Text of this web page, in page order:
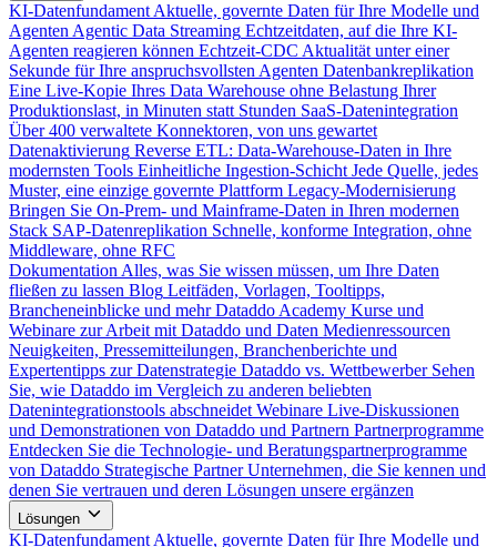
KI-Datenfundament Aktuelle, governte Daten für Ihre Modelle und
Agenten Agentic Data Streaming Echtzeitdaten, auf die Ihre KI-
Agenten reagieren können Echtzeit-CDC Aktualität unter einer
Sekunde für Ihre anspruchsvollsten Agenten Datenbankreplikation
Eine Live-Kopie Ihres Data Warehouse ohne Belastung Ihrer
Produktionslast, in Minuten statt Stunden SaaS-Datenintegration
Über 400 verwaltete Konnektoren, von uns gewartet
Datenaktivierung Reverse ETL: Data-Warehouse-Daten in Ihre
modernsten Tools Einheitliche Ingestion-Schicht Jede Quelle, jedes
Muster, eine einzige governte Plattform Legacy-Modernisierung
Bringen Sie On-Prem- und Mainframe-Daten in Ihren modernen
Stack SAP-Datenreplikation Schnelle, konforme Integration, ohne
Middleware, ohne RFC
Dokumentation Alles, was Sie wissen müssen, um Ihre Daten
fließen zu lassen Blog Leitfäden, Vorlagen, Tooltipps,
Brancheneinblicke und mehr Dataddo Academy Kurse und
Webinare zur Arbeit mit Dataddo und Daten Medienressourcen
Neuigkeiten, Pressemitteilungen, Branchenberichte und
Expertentipps zur Datenstrategie Dataddo vs. Wettbewerber Sehen
Sie, wie Dataddo im Vergleich zu anderen beliebten
Datenintegrationstools abschneidet Webinare Live-Diskussionen
und Demonstrationen von Dataddo und Partnern Partnerprogramme
Entdecken Sie die Technologie- und Beratungspartnerprogramme
von Dataddo Strategische Partner Unternehmen, die Sie kennen und
denen Sie vertrauen und deren Lösungen unsere ergänzen
Lösungen
KI-Datenfundament Aktuelle, governte Daten für Ihre Modelle und